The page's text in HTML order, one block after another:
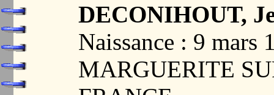
DECONIHOUT,
Naissance : 9 mars
MARGUERITE